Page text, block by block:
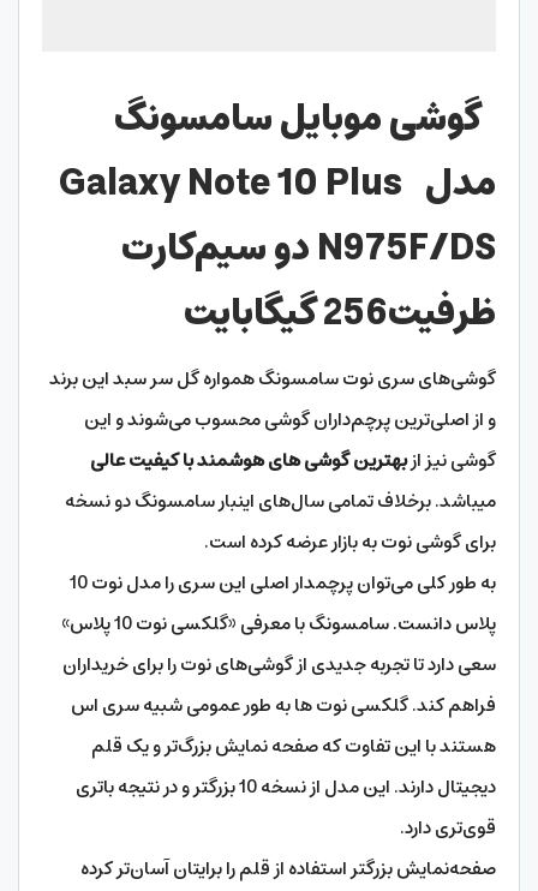
گوشی موبایل سامسونگ
مدل Galaxy Note 10 Plus
N975F/DSدو سیم‌کارت
ظرفیت256 گیگابایت
گوشی‌های سری نوت سامسونگ همواره گل سر سبد این برند
و از اصلی‌ترین پرچم‌داران گوشی محسوب می‌شوند و این
گوشی نیز ازبهترین گوشی های هوشمند با کیفیت عالی
میباشد. برخلاف تمامی سال‌های اینبار سامسونگ دو نسخه
برای گوشی نوت به بازار عرضه کرده است.
به طور کلی می‌توان پرچمدار اصلی این سری را مدل نوت 10
پلاس دانست. سامسونگ با معرفی «گلکسی نوت 10 پلاس»
سعی دارد تا تجربه جدیدی از گوشی‌های نوت را برای خریداران
فراهم کند. گلکسی نوت ها به طور عمومی شبیه سری اس
هستند با این تفاوت که صفحه نمایش بزرگ‌‌تر و یک قلم
دیجیتال دارند. این مدل از نسخه 10 بزرگتر و در نتیجه باتری
قوی‌تری دارد.
صفحه‌نمایش بزرگتر استفاده از قلم را برایتان آسان‌تر کرده